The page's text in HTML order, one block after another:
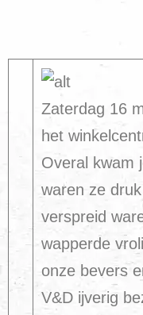
Zaterdag 16
het
Overal kwam
waren ze
verspreid
wapperde
onze bevers
V&D ijverig